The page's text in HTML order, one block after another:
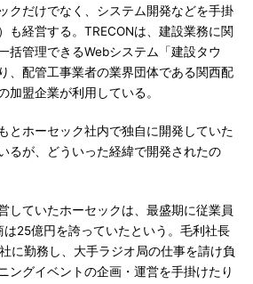
クだけでなく、システム開発などを手掛
も経営する。TRECONは、建設業務に関
括管理できるWebシステム「建設タウ
、配管工事業者の業界団体である関西配
加盟企業が利用している。
とホーセック社内で独自に開発していた
るが、どういった経緯で開発されたの
していたホーセックは、最盛期に従業員
は25億円を誇っていたという。毛利社長
に勤務し、大手ラジオ局の仕事を請け負
ングイベントの企画・運営を手掛けたり